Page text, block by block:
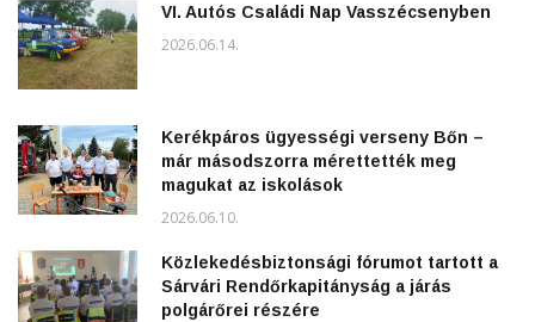
VI. Autós Családi Nap Vasszécsenyben
2026.06.14.
Kerékpáros ügyességi verseny Bőn –
már másodszorra mérettették meg
magukat az iskolások
2026.06.10.
Közlekedésbiztonsági fórumot tartott a
Sárvári Rendőrkapitányság a járás
polgárőrei részére